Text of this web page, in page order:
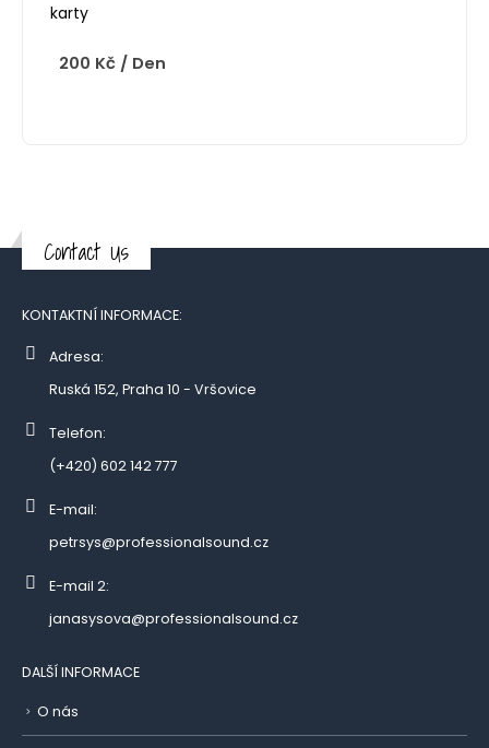
karty
200 Kč / Den
Contact Us
KONTAKTNÍ INFORMACE:
Adresa:
Ruská 152, Praha 10 - Vršovice
Telefon:
(+420) 602 142 777
E-mail:
petrsys@professionalsound.cz
E-mail 2:
janasysova@professionalsound.cz
DALŠÍ INFORMACE
O nás